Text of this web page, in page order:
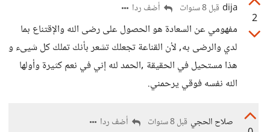
2
dija قبل 8 سنوات أضف ردا
مفهومي عن السعادة هو الحصول على رضى الله والإقتناع بما
لدي والرضى به, لأن القناعة تجعلك تشعر بأنك تملك كل شيىء و
هذا مستحيل في الحقيقة ,الحمد لله إني في نعم كثيرة وأولها
الله نفسه فوقي يرحمني.
صلاح الحجي قبل 8 سنوات أضف ردا